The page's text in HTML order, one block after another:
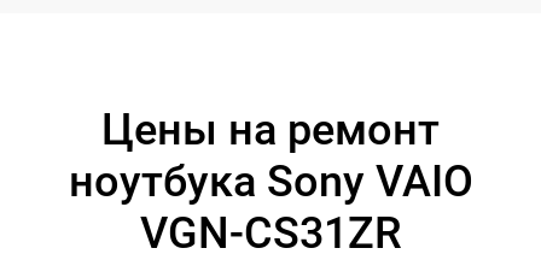
Цены на ремонт
ноутбука Sony VAIO
VGN-CS31ZR